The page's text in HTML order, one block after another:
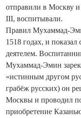
отправили в Москву и
III, воспитывали.
Правил Мухаммад-
1518 годах, и
деятелем.
Мухаммад-Эмин
«истинным другом
грабёж русских) он
Москвы и проводил
приобретение